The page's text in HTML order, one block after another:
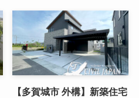
【多賀城市 外構】新築住宅